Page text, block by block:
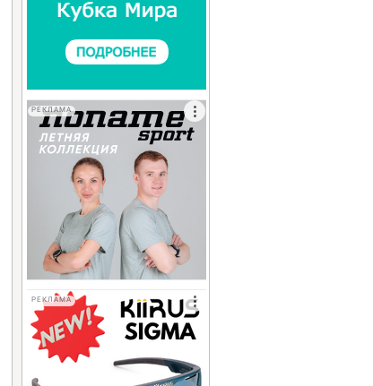
РЕКЛАМА
РЕКЛАМА